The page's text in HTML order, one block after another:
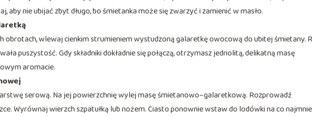
aby nie ubijać zbyt długo, bo śmietanka może się zwarzyć i zamienić w masło.
obrotach, wlewaj cienkim strumieniem wystudzoną galaretkę owocową do ubitej śmietany.
puszystość. Gdy składniki dokładnie się połączą, otrzymasz jednolitą, delikatną masę
aromacie.
serową. Na jej powierzchnię wylej masę śmietanowo–galaretkową. Rozprowadź
Wyrównaj wierzch szpatułką lub nożem. Ciasto ponownie wstaw do lodówki na co